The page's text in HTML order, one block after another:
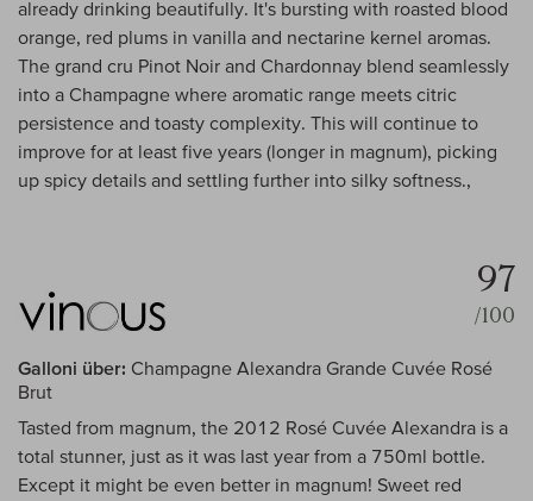
already drinking beautifully. It's bursting with roasted blood
orange, red plums in vanilla and nectarine kernel aromas.
The grand cru Pinot Noir and Chardonnay blend seamlessly
into a Champagne where aromatic range meets citric
persistence and toasty complexity. This will continue to
improve for at least five years (longer in magnum), picking
up spicy details and settling further into silky softness.,
97
/100
Galloni über: Champagne Alexandra Grande Cuvée Rosé
Brut
Tasted from magnum, the 2012 Rosé Cuvée Alexandra is a
total stunner, just as it was last year from a 750ml bottle.
Except it might be even better in magnum! Sweet red